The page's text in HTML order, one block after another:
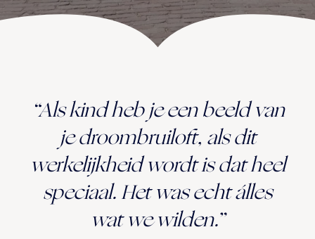
“Als kind heb je een beeld van
je droombruiloft, als dit
werkelijkheid wordt is dat heel
speciaal. Het was echt álles
wat we wilden.”